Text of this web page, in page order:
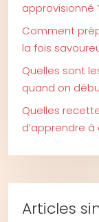
approvisionné
Comment
la fois
Quelles sont
quand on
Quelles
d’apprendre
Articles